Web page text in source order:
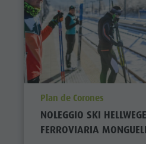
aria.poi_location_prefix
Plan de Corones
NOLEGGIO SKI
FERROVIARIA